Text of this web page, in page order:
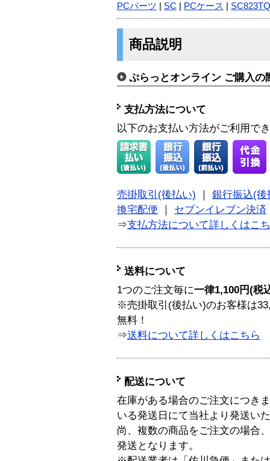
PCパーツ SC PCケース SC823TQ
商品説明
ぷらっとオンライン ご購入の
支払方法について
以下のお支払い方法がご利用で
売掛取引(後払い)
銀行振込(後
換宅配便
セブンイレブン決済
⇒支払方法について詳しくはこ
送料について
1つのご注文毎に一律1,100円(税
※売掛取引(後払い)のお客様は
無料！
⇒送料について詳しくはこちら
配送について
在庫がある場合のご注文につき
いる発送日にて当社より発送い
尚、複数の商品をご注文の場合
発送となります。